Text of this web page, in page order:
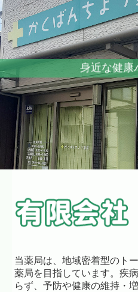
処方箋の受付
身近な健康
当薬局は、地域密着型のト
薬局を目指しています。疾
らず、予防や健康の維持・